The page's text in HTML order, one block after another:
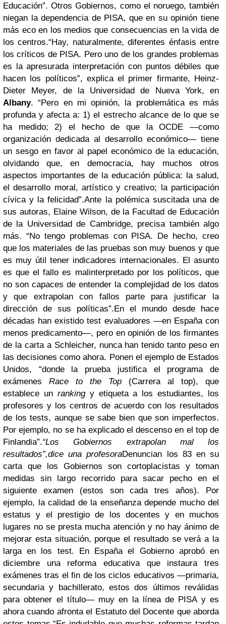
Educación”. Otros Gobiernos, como el noruego, también
niegan la dependencia de PISA, que en su opinión tiene
más eco en los medios que consecuencias en la vida de
los centros.“Hay, naturalmente, diferentes énfasis entre
los críticos de PISA. Pero uno de los grandes problemas
es la apresurada interpretación con puntos débiles que
hacen los políticos”, explica el primer firmante, Heinz-
Dieter Meyer, de la Universidad de Nueva York, en
Albany. “Pero en mi opinión, la problemática es más
profunda y afecta a: 1) el estrecho alcance de lo que se
ha medido; 2) el hecho de que la OCDE —como
organización dedicada al desarrollo económico— tiene
un sesgo en favor al papel económico de la educación,
olvidando que, en democracia, hay muchos otros
aspectos importantes de la educación pública: la salud,
el desarrollo moral, artístico y creativo; la participación
cívica y la felicidad”.Ante la polémica suscitada una de
sus autoras, Elaine Wilson, de la Facultad de Educación
de la Universidad de Cambridge, precisa también algo
más. “No tengo problemas con PISA. De hecho, creo
que los materiales de las pruebas son muy buenos y que
es muy útil tener indicadores internacionales. El asunto
es que el fallo es malinterpretado por los políticos, que
no son capaces de entender la complejidad de los datos
y que extrapolan con fallos parte para justificar la
dirección de sus políticas”.En el mundo desde hace
décadas han existido test evaluadores —en España con
menos predicamento—, pero en opinión de los firmantes
de la carta a Schleicher, nunca han tenido tanto peso en
las decisiones como ahora. Ponen el ejemplo de Estados
Unidos, “donde la prueba justifica el programa de
exámenes Race to the Top (Carrera al top), que
establece un rankingy etiqueta a los estudiantes, los
profesores y los centros de acuerdo con los resultados
de los tests, aunque se sabe bien que son imperfectos.
Por ejemplo, no se ha explicado el descenso en el top de
Finlandia”.“Los Gobiernos extrapolan mal los
resultados”,dice una profesoraDenuncian los 83 en su
carta que los Gobiernos son cortoplacistas y toman
medidas sin largo recorrido para sacar pecho en el
siguiente examen (estos son cada tres años). Por
ejemplo, la calidad de la enseñanza depende mucho del
estatus y el prestigio de los docentes y en muchos
lugares no se presta mucha atención y no hay ánimo de
mejorar esta situación, porque el resultado se verá a la
larga en los test. En España el Gobierno aprobó en
diciembre una reforma educativa que instaura tres
exámenes tras el fin de los ciclos educativos —primaria,
secundaria y bachillerato, estos dos últimos reválidas
para obtener el título— muy en la línea de PISA y es
ahora cuando afronta el Estatuto del Docente que aborda